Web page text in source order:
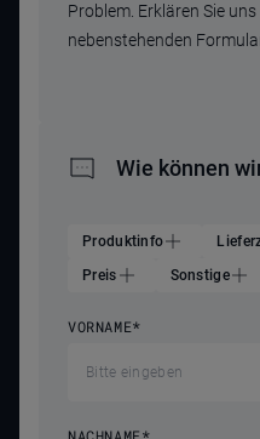
Problem. Erklären Sie
nebenstehenden
Wie können
Produktinfo
Preis
Sonstige
VORNAME*